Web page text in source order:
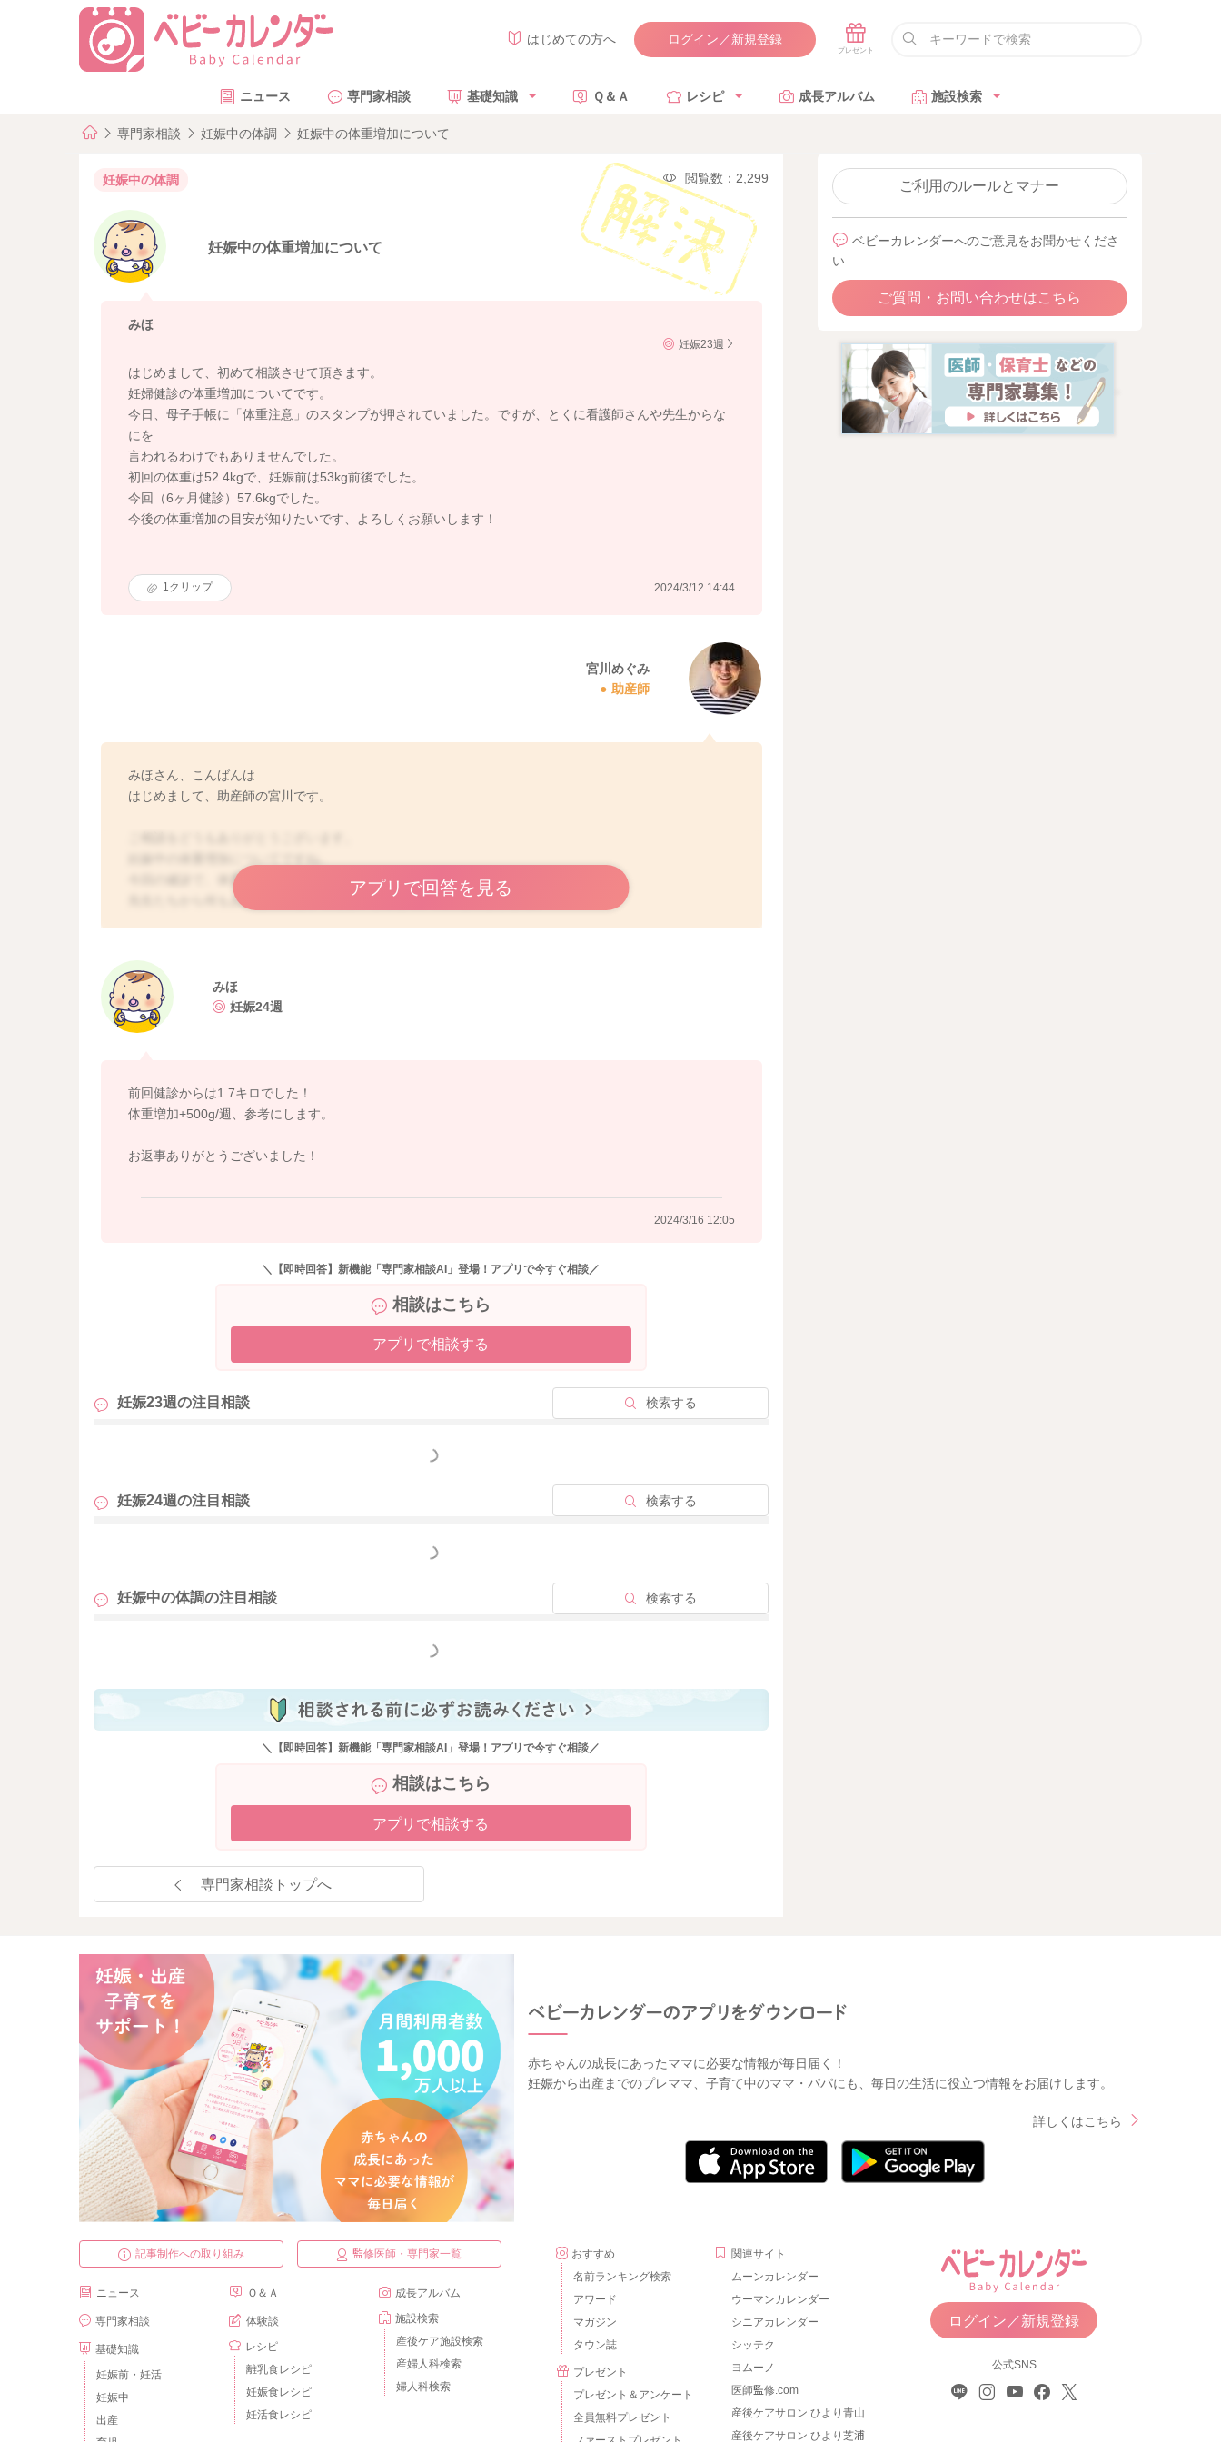
はじめての方へ ログイン／新規登録
ニュース 専門家相談 基礎知識 Ｑ＆Ａ レシピ 成長アルバム 施設検索
専門家相談 妊娠中の体調 妊娠中の体重増加について
妊娠中の体調 閲覧数：2,299
妊娠中の体重増加について
みほ
妊娠23週
はじめまして、初めて相談させて頂きます。
妊婦健診の体重増加についてです。
今日、母子手帳に「体重注意」のスタンプが押されていました。ですが、とくに看護師さんや先生からな
にを
言われるわけでもありませんでした。
初回の体重は52.4kgで、妊娠前は53kg前後でした。
今回（6ヶ月健診）57.6kgでした。
今後の体重増加の目安が知りたいです、よろしくお願いします！
1クリップ 2024/3/12 14:44
宮川めぐみ
助産師
みほさん、こんばんは
はじめまして、助産師の宮川です。
今回の健診で、体重注意のスタンプを押されていたのですね。
先生たちから何もお話は特になかったということで、気になりますよね。
は、お返事が難しいのですが、前回の健診からの体重の増えが一週間で500gぐらいまでには抑えられてい
たようでしたら、良いと思います。
それよりも増え幅が大きくなっていた事があるようでしたら、そのことで押されていたのかなと思いまし
た。
どうぞよろしくお願いします。
アプリで回答を見る
みほ
妊娠24週
前回健診からは1.7キロでした！
体重増加+500g/週、参考にします。
お返事ありがとうございました！
2024/3/16 12:05
＼【即時回答】新機能「専門家相談AI」登場！アプリで今すぐ相談／
相談はこちら
アプリで相談する
妊娠23週の注目相談 検索する
もっと見る
妊娠24週の注目相談 検索する
もっと見る
妊娠中の体調の注目相談 検索する
もっと見る
＼【即時回答】新機能「専門家相談AI」登場！アプリで今すぐ相談／
相談はこちら
アプリで相談する
専門家相談トップへ
ご利用のルールとマナー
ベビーカレンダーへのご意見をお聞かせくださ
い
ご質問・お問い合わせはこちら
赤ちゃんの成長にあったママに必要な情報が毎日届く！
妊娠から出産までのプレママ、子育て中のママ・パパにも、毎日の生活に役立つ情報をお届けします。
詳しくはこちら
記事制作への取り組み 監修医師・専門家一覧
ニュース
専門家相談
基礎知識
妊娠前・妊活
妊娠中
出産
Ｑ＆Ａ
体験談
レシピ
離乳食レシピ
妊娠食レシピ
妊活食レシピ
成長アルバム
施設検索
産後ケア施設検索
産婦人科検索
婦人科検索
おすすめ
名前ランキング検索
アワード
マガジン
タウン誌
プレゼント
プレゼント＆アンケート
全員無料プレゼント
関連サイト
ムーンカレンダー
ウーマンカレンダー
シニアカレンダー
シッテク
ヨムーノ
医師監修.com
産後ケアサロン ひより青山
産後ケアサロン ひより芝浦
ログイン／新規登録
公式SNS